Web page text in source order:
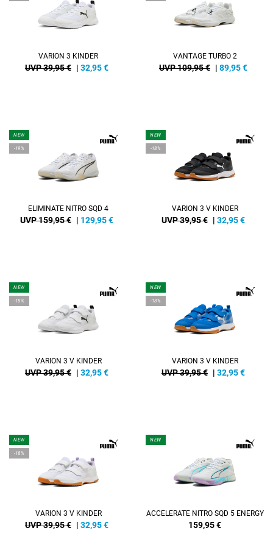
VARION 3 KINDER
UVP 39,95 € | 32,95€
VANTAGE TURBO 2
UVP 109,95 € | 89,95€
NEW
-19%
ELIMINATE NITRO SQD 4
UVP 159,95 € | 129,95€
NEW
-18%
VARION 3 V KINDER
UVP 39,95 € | 32,95€
NEW
-18%
VARION 3 V KINDER
UVP 39,95 € | 32,95€
NEW
-18%
VARION 3 V KINDER
UVP 39,95 € | 32,95€
NEW
-18%
VARION 3 V KINDER
UVP 39,95 € | 32,95€
NEW
ACCELERATE NITRO SQD 5 ENERGY
159,95€